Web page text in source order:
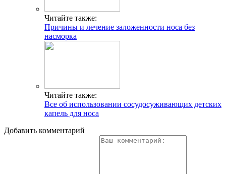
Читайте также:
Причины и лечение заложенности носа без
насморка
Читайте также:
Все об использовании сосудосуживающих детских
капель для носа
Добавить комментарий